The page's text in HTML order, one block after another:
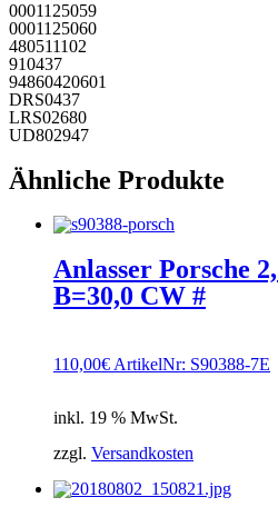
0001125059
0001125060
480511102
910437
94860420601
DRS0437
LRS02680
UD802947
Ähnliche Produkte
Anlasser Porsche
B=30,0 CW #
110,00€ ArtikelNr: S90388-7E
inkl. 19 % MwSt.
zzgl. Versandkosten